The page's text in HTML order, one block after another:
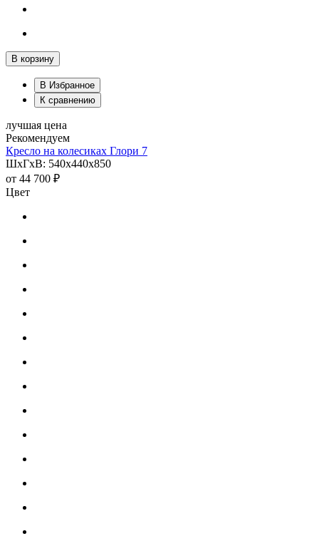
В корзину
В Избранное
К сравнению
лучшая цена
Рекомендуем
Кресло на колесиках Глори 7
ШхГхВ: 540х440х850
от 44 700 ₽
Цвет